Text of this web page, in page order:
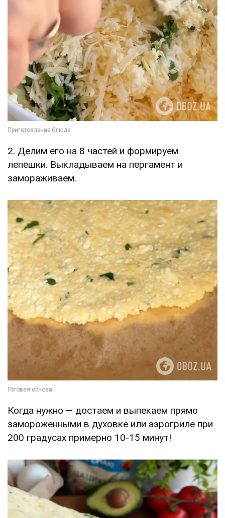
2. Делим его на 8 частей и формируем
лепешки. Выкладываем на пергамент и
замораживаем.
Когда нужно — достаем и выпекаем прямо
замороженными в духовке или аэрогриле при
200 градусах примерно 10-15 минут!